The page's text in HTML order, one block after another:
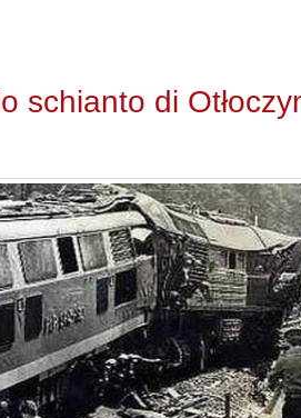
schianto di